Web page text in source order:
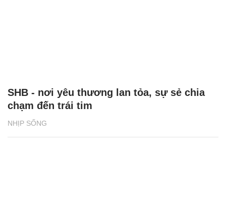
NHỊP SỐNG
SHB - nơi yêu thương lan tỏa, sự sẻ chia
chạm đến trái tim